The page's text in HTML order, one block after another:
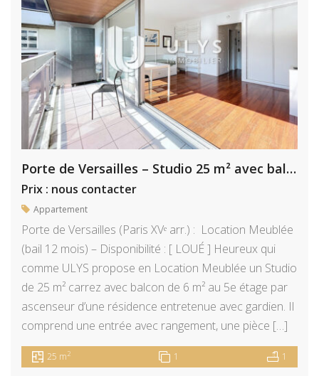
Porte de Versailles – Studio 25 m² avec balcon 6 m²
Prix : nous contacter
Appartement
Porte de Versailles (Paris XVᵉ arr.) : Location Meublée
(bail 12 mois) – Disponibilité : [ LOUÉ ] Heureux qui
comme ULYS propose en Location Meublée un Studio
de 25 m² carrez avec balcon de 6 m² au 5e étage par
ascenseur d’une résidence entretenue avec gardien. Il
comprend une entrée avec rangement, une pièce […]
25 m2 1 1